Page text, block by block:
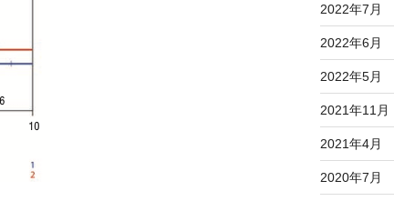
2022年7月
2022年6月
2022年5月
2021年11月
2021年4月
2020年7月